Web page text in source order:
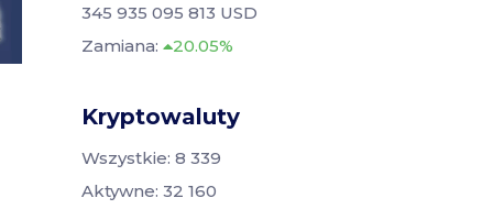
345 935 095 813 USD
Zamiana:
20.05%
Kryptowaluty
Wszystkie: 8 339
Aktywne: 32 160